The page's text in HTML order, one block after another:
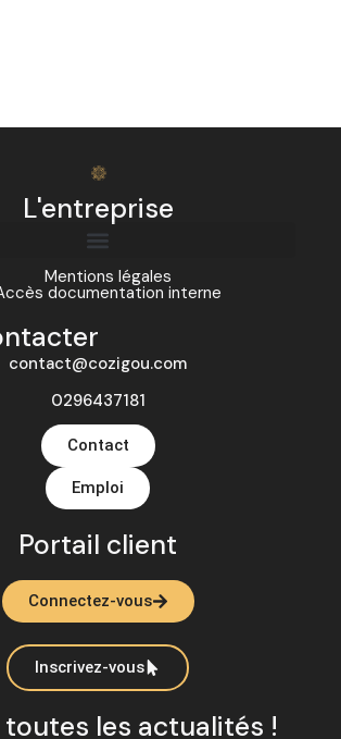
L'entreprise
Mentions légales
documentation interne
contact@cozigou.com
0296437181
Contact
Emploi
Portail client
Connectez-vous
Inscrivez-vous
toutes les actualités !